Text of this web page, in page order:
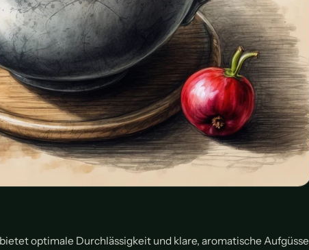
optimale Durchlässigkeit und klare, aromatische Aufgüsse